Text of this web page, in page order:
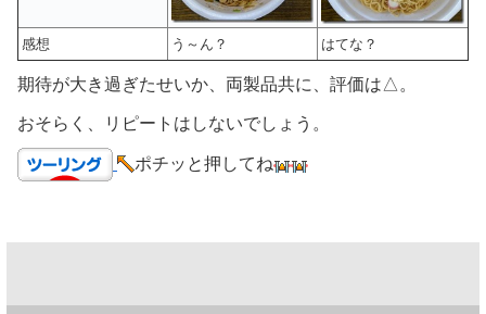
感想 う～ん？ はてな？
期待が大き過ぎたせいか、両製品共に、評価は△。
おそらく、リピートはしないでしょう。
ポチッと押してね